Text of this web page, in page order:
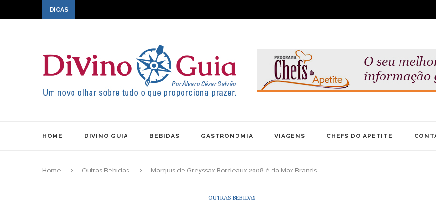
DICAS
HOME DIVINO GUIA BEBIDAS GASTRONOMIA VIAGENS CHEFS DO APETITE
Home Outras Bebidas Marquis de Greyssax Bordeaux 2008 é da Max Brands
OUTRAS BEBIDAS